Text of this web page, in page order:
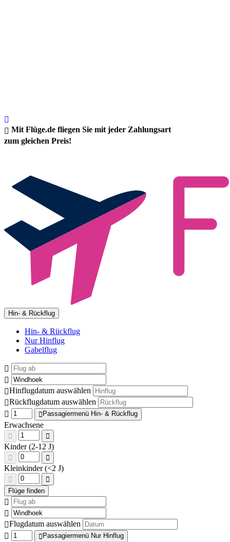
Mit Flüge.de fliegen Sie mit jeder Zahlungsart
zum gleichen Preis!
Hin- & Rückflug
Hin- & Rückflug
Nur Hinflug
Gabelflug
Hinflugdatum auswählen
Rückflugdatum auswählen
Passagiermenü Hin- & Rückflug
Erwachsene
Kinder (2-12 J)
Kleinkinder (<2 J)
Flugdatum auswählen
Passagiermenü Nur Hinflug